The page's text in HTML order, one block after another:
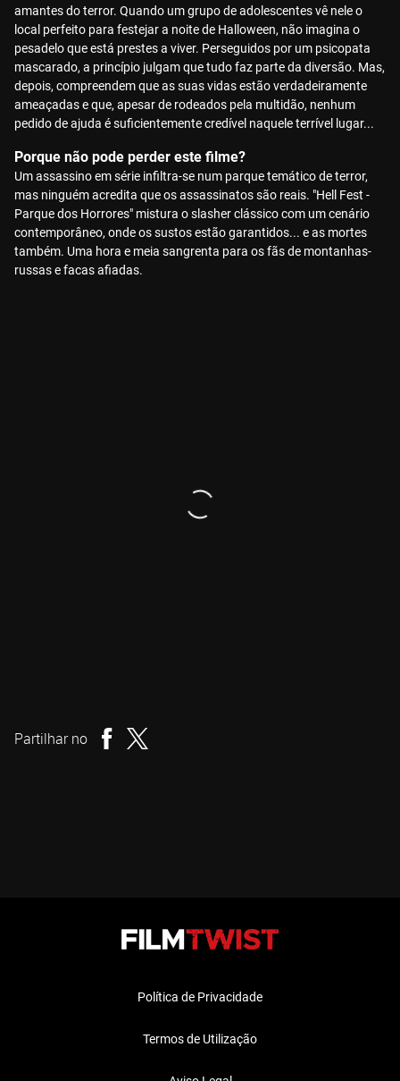
amantes do terror. Quando um grupo de adolescentes vê nele o
local perfeito para festejar a noite de Halloween, não imagina o
pesadelo que está prestes a viver. Perseguidos por um psicopata
mascarado, a princípio julgam que tudo faz parte da diversão. Mas,
depois, compreendem que as suas vidas estão verdadeiramente
ameaçadas e que, apesar de rodeados pela multidão, nenhum
pedido de ajuda é suficientemente credível naquele terrível lugar...
Porque não pode perder este filme?
Um assassino em série infiltra-se num parque temático de terror,
mas ninguém acredita que os assassinatos são reais. "Hell Fest -
Parque dos Horrores" mistura o slasher clássico com um cenário
contemporâneo, onde os sustos estão garantidos... e as mortes
também. Uma hora e meia sangrenta para os fãs de montanhas-
russas e facas afiadas.
Partilhar no
Política de Privacidade
Termos de Utilização